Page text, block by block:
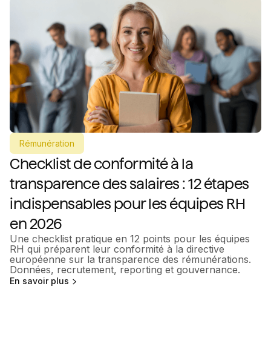
Rémunération
Checklist de conformité à la
transparence des salaires : 12 étapes
indispensables pour les équipes RH
en 2026
Une checklist pratique en 12 points pour les équipes
RH qui préparent leur conformité à la directive
européenne sur la transparence des rémunérations.
Données, recrutement, reporting et gouvernance.
En savoir plus